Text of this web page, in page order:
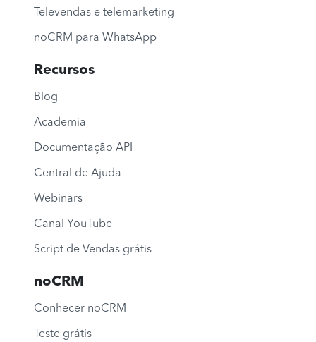
Televendas e telemarketing
noCRM para WhatsApp
Recursos
Blog
Academia
Documentação API
Central de Ajuda
Webinars
Canal YouTube
Script de Vendas grátis
noCRM
Conhecer noCRM
Teste grátis